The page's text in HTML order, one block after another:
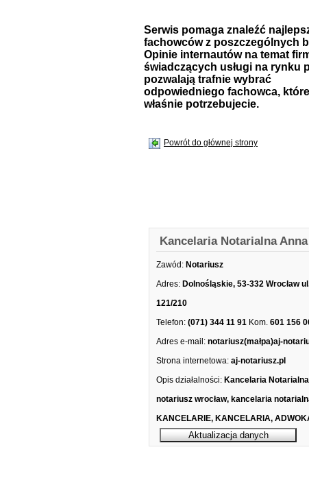
Serwis pomaga znaleźć
fachowców z poszczególnych
Opinie internautów na temat
świadczących usługi na rynku
pozwalają trafnie wybrać
odpowiedniego fachowca,
właśnie potrzebujecie.
Powrót do głównej strony
Kancelaria Notarialna
Zawód: Notariusz
Adres: Dolnośląskie, 53-332 Wrocław
121/210
Telefon: (071) 344 11 91 Kom. 601 156
Adres e-mail: notariusz(małpa)aj-
Strona internetowa: aj-notariusz.pl
Opis działalności: Kancelaria Notarialna
notariusz wrocław, kancelaria
KANCELARIE, KANCELARIA,